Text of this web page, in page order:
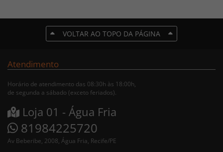
VOLTAR AO TOPO DA PÁGINA
Atendimento
Horário de atendimento das 08:30h às 18:00h,
de segunda a sábado (exceto feriados).
Loja 01 - Água Fria
81984225720
Av Beberibe, 2008, Água Fria, Recife/PE